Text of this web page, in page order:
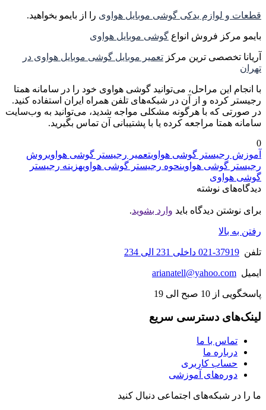
قطعات و لوازم یدکی گوشی موبایل هواوی را از بایمو بخواهید.
بایمو مرکز فروش انواع گوشی موبایل هواوی
آریانا تخصصی ترین مرکز تعمیر موبایل گوشی موبایل هواوی در
تهران
با انجام این مراحل، می‌توانید گوشی هواوی خود را در سامانه همتا
رجیستر کرده و از آن در شبکه‌های تلفن همراه ایران استفاده کنید.
در صورتی که با هرگونه مشکلی مواجه شدید، می‌توانید به وب‌سایت
سامانه همتا مراجعه کرده یا با پشتیبانی آن تماس بگیرید.
0
آموزش رجیستر گوشی هواویتعمیر رجیستر گوشی هواویروش
رجیستر گوشی هواوینحوه رجیستر گوشی هواویهزینه رجیستر
گوشی هواوی
دیدگاه‌های نوشته
برای نوشتن دیدگاه باید وارد بشوید.
رفتن به بالا
تلفن 37919-021 داخلی 231 الی 234
ایمیل arianatell@yahoo.com
پاسخگویی از 10 صبح الی 19
لینک‌های دسترسی سریع
تماس با ما
درباره ما
حساب کاربری
دوره‌های آموزشی
ما را در شبکه‌های اجتماعی دنبال کنید